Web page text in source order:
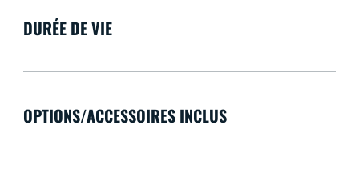
DURÉE DE VIE
OPTIONS/ACCESSOIRES INCLUS